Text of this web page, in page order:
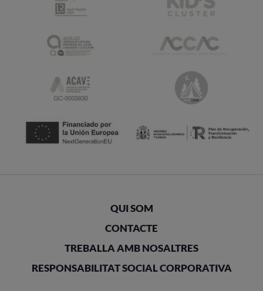
QUI SOM
CONTACTE
TREBALLA AMB NOSALTRES
RESPONSABILITAT SOCIAL CORPORATIVA